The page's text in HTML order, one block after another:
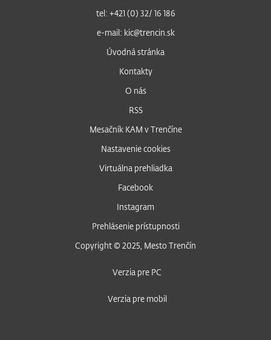
tel: +421 (0) 32/ 16 186
e-mail: kic@trencin.sk
Úvodná stránka
Kontakty
O nás
RSS
Mesačník KAM v Trenčíne
Nastavenie cookies
Virtuálna prehliadka
Facebook
Instagram
Prehlásenie prístupnosti
Copyright © 2025, Mesto Trenčín
Verzia pre PC
Verzia pre mobil